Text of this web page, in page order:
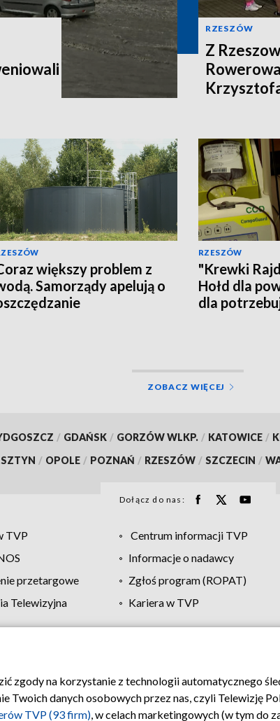
RZESZÓW
Z
większy problem z
Samorządy apelują o
RZESZÓW
"Krewki
Hołd dla
dla
ZOBACZ WIĘCEJ
/ GDAŃSK / GORZÓW WLKP. / KATOWICE /
/ OPOLE / POZNAŃ / RZESZÓW / SZCZECIN /
Dołącz do nas:
TVP Centrum informacji TVP
Informacje o nadawcy
przetargowe Zgłoś program (ROPAT)
Telewizyjna Kariera w TVP
Polityka prywatności Moje zgody Pomoc
zgody na korzystanie z technologii automatycznego
danych osobowych przez nas, czyli Telewizję
TVP (93 firm), w celach marketingowych (w tym do